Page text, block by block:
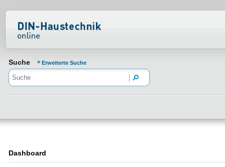
Suche Erweiterte Suche
Dashboard